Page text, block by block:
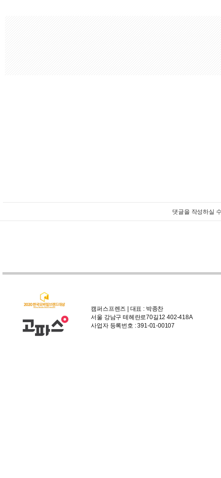
댓글을 작성하실
캠퍼스프렌즈 | 대표 : 박종찬
서울 강남구 테헤란로70길12 402-418A
사업자 등록번호 : 391-01-00107